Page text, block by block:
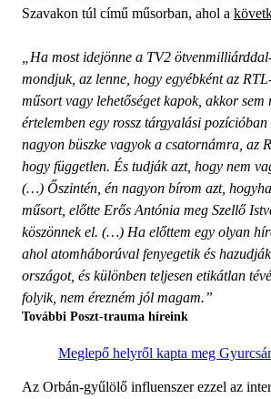
Szavakon túl című műsorban, ahol a
„Ha most idejönne a TV2
mondjuk, az lenne, hogy egyébként az
műsort vagy lehetőséget kapok, akkor sem
értelemben egy rossz tárgyalási
nagyon büszke vagyok a csatornámra, az
hogy független. És tudják azt, hogy nem
(…) Őszintén, én nagyon bírom azt,
műsort, előtte Erős Antónia meg Szellő
köszönnek el. (…) Ha előttem egy olyan
ahol atomháborúval fenyegetik és
országot, és különben teljesen etikátlan
folyik, nem érezném jól magam.”
További Poszt-trauma híreink
Meglepő helyről kapta meg
Az Orbán-gyűlölő influenszer ezzel az